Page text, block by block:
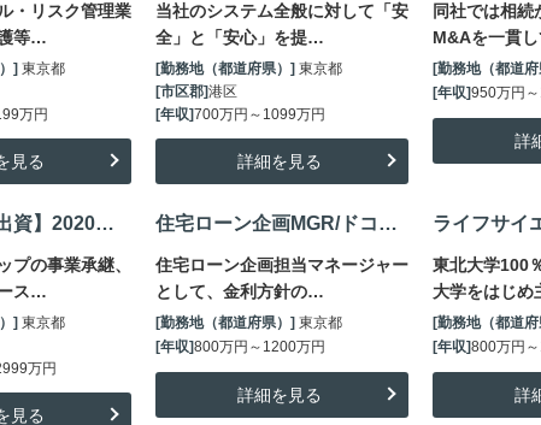
・リスク管理業
等…
] 東京都
万円
見る
当社のシステム全般に対して「安
全」と「安心」を提…
[勤務地（都道府県）] 東京都
[市区郡]港区
[年収]700万円～1099万円
詳細を見る
同社では相続
M&Aを一貫
[勤務地（都道府
[年収]950万円
詳
【メガバンク出資】2020年設立・投資専門子会社PMIプロフェッショナル/1300～3000万
プの事業承継、
ス…
] 東京都
万円
見る
住宅ローン企画MGR/ドコモSMTBネット銀行/業界首位級の戦略立案・シェア拡大推進/～1200万円
住宅ローン企画担当マネージャー
として、金利方針の…
[勤務地（都道府県）] 東京都
[年収]800万円～1200万円
詳細を見る
東北大学100
大学をはじ
[勤務地（都道府
[年収]800万円
詳